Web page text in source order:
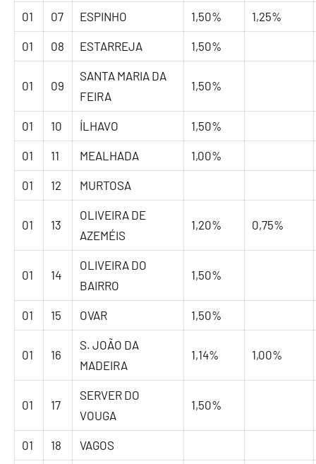
01 07 ESPINHO 1,50% 1,25%
01 08 ESTARREJA 1,50%
01 09
SANTA MARIA DA
FEIRA
1,50%
01 10 ÍLHAVO 1,50%
01 11 MEALHADA 1,00%
01 12 MURTOSA
01 13
OLIVEIRA DE
AZEMÉIS
1,20% 0,75%
01 14
OLIVEIRA DO
BAIRRO
1,50%
01 15 OVAR 1,50%
01 16
S. JOÃO DA
MADEIRA
1,14% 1,00%
01 17
SERVER DO
VOUGA
1,50%
01 18 VAGOS